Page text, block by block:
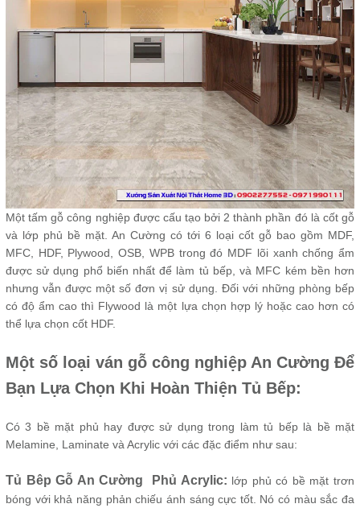
Một tấm gỗ công nghiệp được cấu tạo bởi 2 thành phần đó là cốt gỗ
và lớp phủ bề mặt. An Cường có tới 6 loại cốt gỗ bao gồm MDF,
MFC, HDF, Plywood, OSB, WPB trong đó MDF lõi xanh chống ẩm
được sử dụng phổ biến nhất để làm tủ bếp, và MFC kém bền hơn
nhưng vẫn được một số đơn vị sử dụng. Đối với những phòng bếp
có độ ẩm cao thì Flywood là một lựa chọn hợp lý hoặc cao hơn có
thể lựa chọn cốt HDF.
Một số loại ván gỗ công nghiệp An Cường Để
Bạn Lựa Chọn Khi Hoàn Thiện Tủ Bếp:
Có 3 bề mặt phủ hay được sử dụng trong làm tủ bếp là bề mặt
Melamine, Laminate và Acrylic với các đặc điểm như sau:
Tủ Bêp Gỗ An Cường Phủ Acrylic: lớp phủ có bề mặt trơn
bóng với khả năng phản chiếu ánh sáng cực tốt. Nó có màu sắc đa